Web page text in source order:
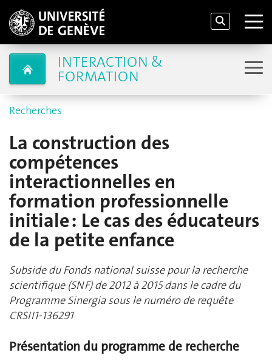
INTERACTION &
FORMATION
Recherches
La construction des
compétences
interactionnelles en
formation professionnelle
initiale : Le cas des éducateurs
de la petite enfance
Subside du Fonds national suisse pour la recherche
scientifique (SNF) de 2012 à 2015 dans le cadre du
Programme Sinergia sous le numéro de requête
CRSII1-136291
Présentation du programme de recherche